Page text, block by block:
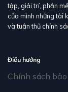
tập, giải trí, phần
của mình những tài
và tuân thủ chính
Điều hướng
Chính sách